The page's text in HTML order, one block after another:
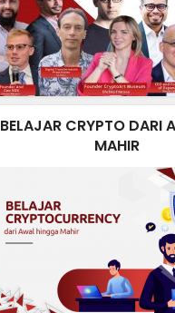
BELAJAR CRYPTO DARI
MAHIR